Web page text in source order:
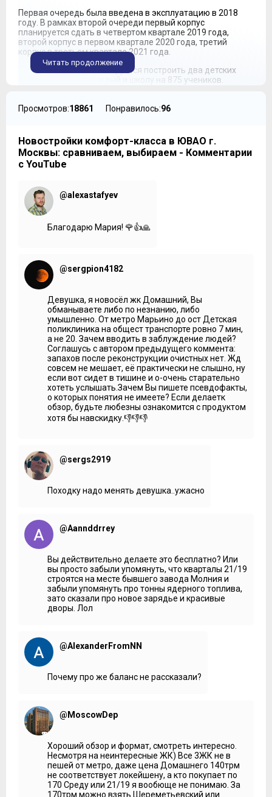
Первая очередь была введена в эксплуатацию в 2018
году. В рамках второй очереди первый корпус
планируется сдать в четвертом квартале 2019 года,
второй корпус в первом квартале 2020 года, третий
корпус в третьем квартале 2021 года.
В рамках проекта планируется построить два детских
сада на 190 мест каждый и школу на 875 учеников.
магазинов. Ожидается салон красоты, медицинский
К признакам класса комфорт здесь можно отнести
индивидуальные проект, переменную этажность,
увеличенные оконные проемы, дворы без машин и
ведущую прямо к набережной. Во входных группах
предусмотрены зона лобби, место для консьержа,
просторные колясочные и системы хранения. Отметим,
что часть квартир, компания называет видовыми.
Квартирный фонд проекта это студии, одно-, двух- и
балконов, ни лоджий. Минимальная стоимость кв. м в
жилом комплексе «Домашний» 141 312 рублей. Самым
доступным предложением станет студия 25,5 квадратов.
Она обойдется по цене 4 450 000 рублей.
Высота потолков в квартирах 1,8 метра. Опционно
застройщик предлагает два варианта отделки.
Исполнение вы можете увидеть на портале Квартирный
Контроль, на страничке проекта. Здесь мы провели
анализ планировочных решений.
Из плюсов расположения отметим соседство с жилым
массивом с насыщенной инфраструктурой, а также
наличие зеленых зон по соседству. Это парк 850-летия
Москвы и набережная Москвы-реки.
К негативным соседям следует отнести железную
дорогу, которая проходит в четырехстах метрах от
станцию аэрации. Что касается запахов, то здесь нельзя
отрицать, что, все-таки, они присутствуют. Я не могу
сказать, что режет глаза, но специфические нотки, все-
таки, угадываются.
Мы перебрались в Нижегородский район и наш
следующий герой – это жилой комплекс «Среда» от
группы ПСН. Его строительный адрес: Нижегородский
район, Рязанский проспект, 2. Ближайшая станция метро
из ныне существующих также «Рязанский проспект» и до
нее будете добираться 20 минут общественным
транспортом. Рядом, примерно в километре,
расположена станция МЦК «Нижегородская», и в
перспективе откроют станцию «Стахановскую».
Расстояние от комплекса до «Стахановской» примерно
Жилой комплекс строится на участке 19 Га и состоит из 19
корпусов, высотой от 5 до 44 этажей. Но не пугайтесь, 44-
этажным будет только одно здание-небоскреб.
Остальные дома будут иметь более комфортную высоту.
Свое место в категории комфорт«Среда»занимает
отнесем благоустроенную прогулочную территорию и
современные входные группы с зонами ресепшен, лобби
и колясочной. Отметим, что в квартирах отсутствуют
балконы и лоджии. Проект застраивается в четыре
очереди. Первая сдана в 2018 году, вторую планируют
сдать в конце 2019 года. Третью и четвертую собираются
реализовать к концу 2021 года. Суммарное число квартир
всего объема мне неизвестно, но в первой и второй
очередях общее число квартир 2 500. Предусмотрен
Читать продолжение
Просмотров:18861 Понравилось:96
Новостройки комфорт-класса в ЮВАО г.
Москвы: сравниваем, выбираем - Комментарии
с YouTube
@alexastafyev
Благодарю Мария! 🌹👍🙏
@sergpion4182
Девушка, я новосёл жк Домашний, Вы
обманываете либо по незнанию, либо
умышленно. От метро Марьино до ост Детская
поликлиника на общест транспорте ровно 7 мин,
а не 20. Зачем вводить в заблуждение людей?
Соглашусь с автором предыдущего коммента:
запахов после реконструкции очистных нет. Жд
совсем не мешает, её практически не слышно, ну
если вот сидет в тишине и о-очень старательно
хотеть услышать.Зачем Вы пишете псевдофакты,
о которых понятия не имеете? Если делаетк
обзор, будьте любезны ознакомится с продуктом
хотя бы навскидку.👎👎👎
@sergs2919
Походку надо менять девушка..ужасно
@Aannddrrey
Вы действительно делаете это бесплатно? Или
вы просто забыли упомянуть, что кварталы 21/19
строятся на месте бывшего завода Молния и
забыли упомянуть про тонны ядерного топлива,
зато сказали про новое зарядье и красивые
дворы. Лол
@AlexanderFromNN
Почему про же баланс не рассказали?
@MoscowDep
Хороший обзор и формат, смотреть интересно.
Несмотря на неинтересные ЖК) Все 3ЖК не в
пешей от метро, даже цена Домашнего 140трм
не соответствует локейшену, а кто покупает по
170 Среду или 21/19 я вообюще не понимаю. За
170трм можно взять Шереметьевский или